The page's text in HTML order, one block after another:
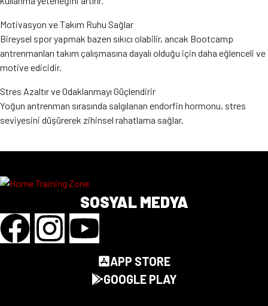
Motivasyon ve Takım Ruhu Sağlar
Bireysel spor yapmak bazen sıkıcı olabilir, ancak Bootcamp
antrenmanları takım çalışmasına dayalı olduğu için daha eğlenceli ve
motive edicidir.
Stres Azaltır ve Odaklanmayı Güçlendirir
Yoğun antrenman sırasında salgılanan endorfin hormonu, stres
seviyesini düşürerek zihinsel rahatlama sağlar.
SOSYAL MEDYA
APP STORE
GOOGLE PLAY